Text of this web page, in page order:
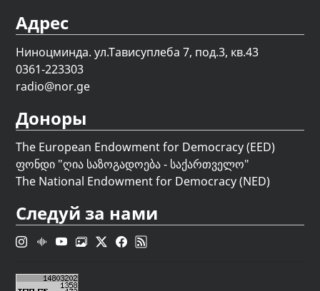
Адрес
Ниноцминда. ул.Тависуплеба 7, под.3, кв.43
0361-223303
radio@nor.ge
Доноры
The European Endowment for Democracy (EED)
ფონდი "ღია საზოგადოება - საქართველო"
The National Endowment for Democracy (NED)
Следуй за нами